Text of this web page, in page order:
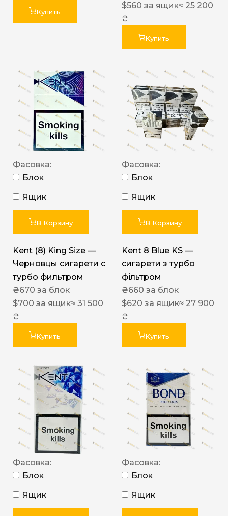
Купить
$560 за ящик≈ 25 200
₴
Купить
Фасовка:
Блок
Ящик
В Корзину
Kent (8) King Size —
Черновцы сигарети с
турбо фильтром
₴670 за блок
$700 за ящик≈ 31 500
₴
Купить
Фасовка:
Блок
Ящик
В Корзину
Kent 8 Blue KS —
сигарети з турбо
фільтром
₴660 за блок
$620 за ящик≈ 27 900
₴
Купить
Фасовка:
Блок
Ящик
Фасовка:
Блок
Ящик